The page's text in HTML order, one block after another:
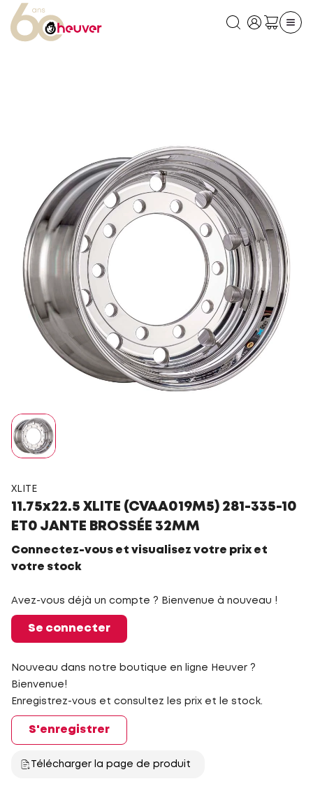
XLITE
11.75x22.5 XLITE (CVAA019M5) 281-335-10
ET0 JANTE BROSSÉE 32MM
Connectez-vous et visualisez votre prix et
votre stock
Avez-vous déjà un compte ? Bienvenue à nouveau !
Se connecter
Nouveau dans notre boutique en ligne Heuver ?
Bienvenue!
Enregistrez-vous et consultez les prix et le stock.
S'enregistrer
Télécharger la page de produit